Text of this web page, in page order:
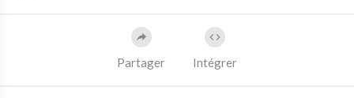
Partager Intégrer